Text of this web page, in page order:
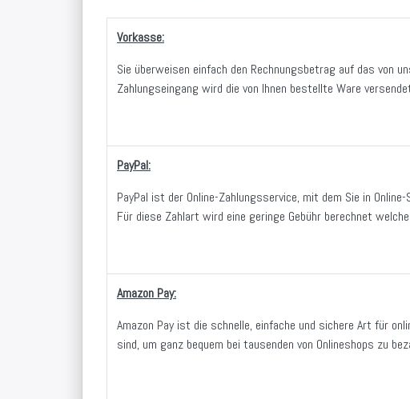
Vorkasse:
Sie überweisen einfach den Rechnungsbetrag auf das von
Zahlungseingang wird die von Ihnen bestellte Ware
PayPal:
PayPal ist der Online-Zahlungsservice, mit dem Sie in
Für diese Zahlart wird eine geringe Gebühr berechnet
Amazon Pay:
Amazon Pay ist die schnelle, einfache und sichere Art für
sind, um ganz bequem bei tausenden von Onlineshops zu